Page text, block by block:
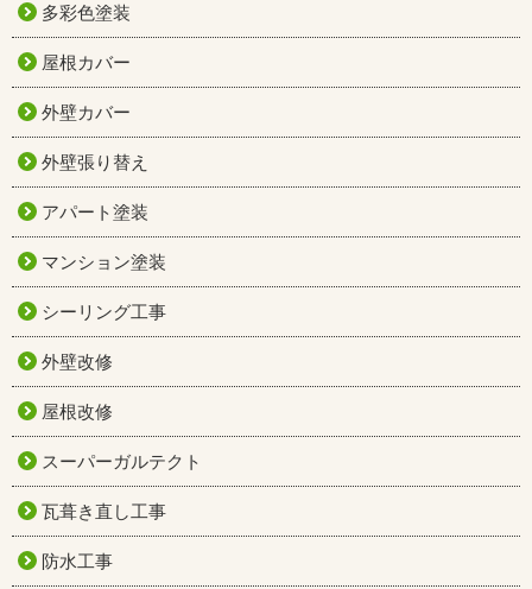
多彩色塗装
屋根カバー
外壁カバー
外壁張り替え
アパート塗装
マンション塗装
シーリング工事
外壁改修
屋根改修
スーパーガルテクト
瓦葺き直し工事
防水工事